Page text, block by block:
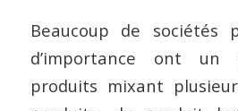
Beaucoup de sociétés
d’importance ont un
produits mixant